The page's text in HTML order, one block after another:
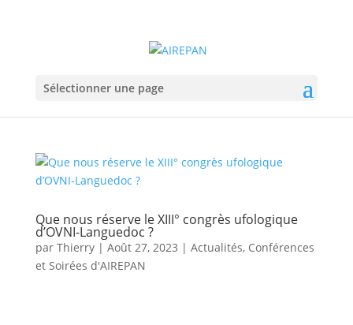
Sélectionner une page
Que nous réserve le XIII° congrès ufologique
d’OVNI-Languedoc ?
par Thierry| Août 27, 2023 | Actualités, Conférences
et Soirées d'AIREPAN